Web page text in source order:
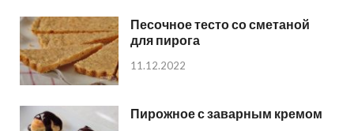
Песочное тесто со сметаной
для пирога
11.12.2022
Пирожное с заварным кремом